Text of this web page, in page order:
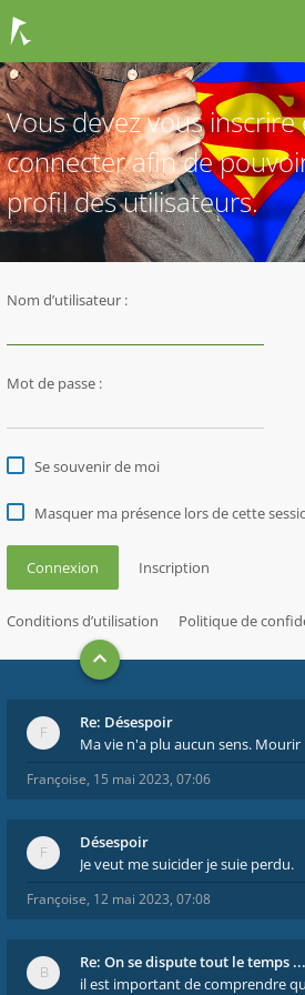
Vous devez vous inscrire
connecter afin de
profil des utilisateurs.
Nom d’utilisateur :
Mot de passe :
Se souvenir de moi
Masquer ma présence lors de cette
Connexion Inscription
Conditions d’utilisation Politique de
Re: Désespoir
Ma vie n'a plu aucun sens.
Françoise, 15 mai 2023, 07:06
Désespoir
Je veut me suicider je suie perdu.
Françoise, 12 mai 2023, 07:08
Re: On se dispute tout le temps ...
il est important de comprendre